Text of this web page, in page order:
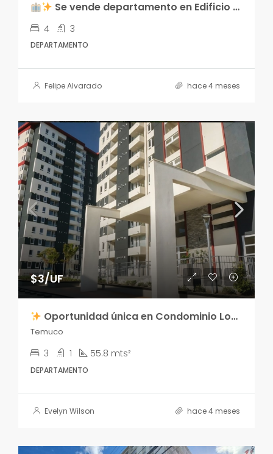
Se vende departamento en Edificio Parque Estébanez
4 3
DEPARTAMENTO
Felipe Alvarado hace 4 meses
$3/UF
Oportunidad única en Condominio Los Poetas
Temuco
3 1 55.8 mts²
DEPARTAMENTO
Evelyn Wilson hace 4 meses